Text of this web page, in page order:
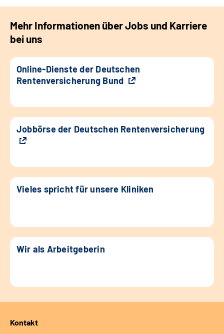
Mehr Informationen über Jobs und Karriere
bei uns
Online-Dienste der Deutschen
Rentenversicherung Bund
Jobbörse der Deutschen Rentenversicherung
Vieles spricht für unsere Kliniken
Wir als Arbeitgeberin
Kontakt